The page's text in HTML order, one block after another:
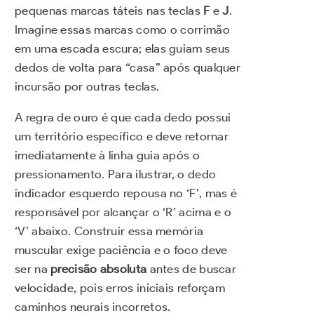
pequenas marcas táteis nas teclas F eJ.
Imagine essas marcas como o corrimão
em uma escada escura; elas guiam seus
dedos de volta para “casa” após qualquer
incursão por outras teclas.
A regra de ouro é que cada dedo possui
um território específico e deve retornar
imediatamente à linha guia após o
pressionamento. Para ilustrar, o dedo
indicador esquerdo repousa no ‘F’, mas é
responsável por alcançar o ‘R’ acima e o
‘V’ abaixo. Construir essa memória
muscular exige paciência e o foco deve
ser na precisão absoluta antes de buscar
velocidade, pois erros iniciais reforçam
caminhos neurais incorretos.